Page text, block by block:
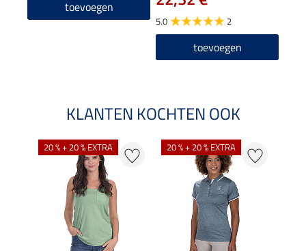
toevoegen
5.0 2
toevoegen
KLANTEN KOCHTEN OOK
20 % + 20 % EXTRA 20 % + 20 % EXTRA